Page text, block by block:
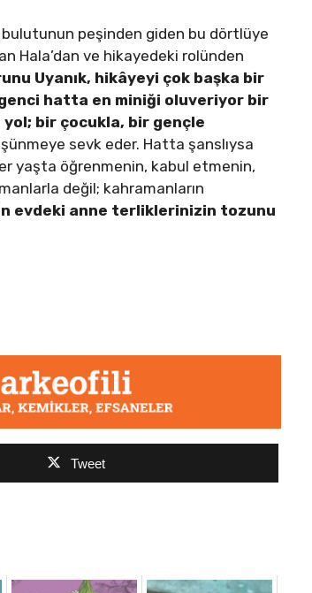
peşinden giden bu dörtlüye
Hala’dan ve hikayedeki rolünden
Uyanık, hikâyeyi çok başka bir
hatta en miniği oluveriyor bir
yol; bir çocukla, bir gençle
sevk eder. Hatta şanslıysa
yaşta öğrenmenin, kabul etmenin,
değil; kahramanların
evdeki anne terliklerinizin tozunu
Tweet